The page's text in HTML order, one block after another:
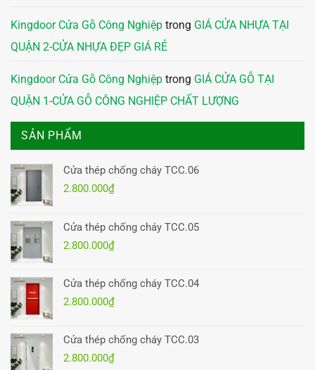
Kingdoor Cửa Gỗ Công Nghiệp trong GIÁ CỬA NHỰA TẠI
QUẬN 2-CỬA NHỰA ĐẸP GIÁ RẺ
Kingdoor Cửa Gỗ Công Nghiệp trong GIÁ CỬA GỖ TẠI
QUẬN 1-CỬA GỖ CÔNG NGHIỆP CHẤT LƯỢNG
SẢN PHẨM
Cửa thép chống cháy TCC.06
2.800.000₫
Cửa thép chống cháy TCC.05
2.800.000₫
Cửa thép chống cháy TCC.04
2.800.000₫
Cửa thép chống cháy TCC.03
2.800.000₫